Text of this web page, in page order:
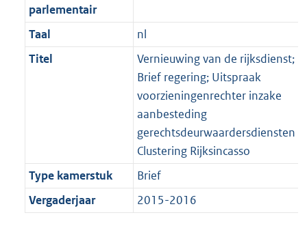
parlementair
Taal
nl
Titel
Vernieuwing van de rijksdienst;
Brief regering; Uitspraak
voorzieningenrechter inzake
aanbesteding
gerechtsdeurwaardersdiensten
Clustering Rijksincasso
Type kamerstuk
Brief
Vergaderjaar
2015-2016